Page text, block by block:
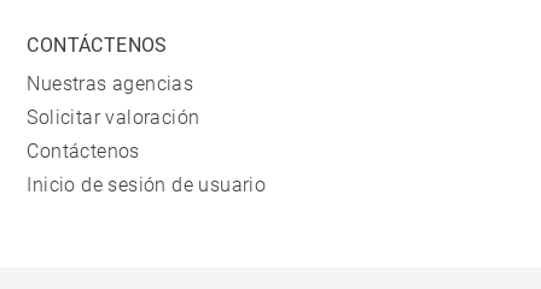
CONTÁCTENOS
Nuestras agencias
Solicitar valoración
Contáctenos
Inicio de sesión de usuario